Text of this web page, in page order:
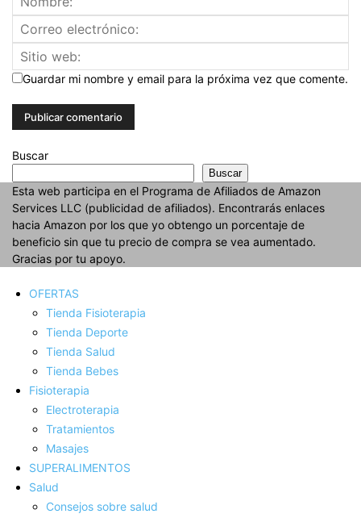
Guardar mi nombre y email para la próxima vez que comente.
Buscar
Buscar
Esta web participa en el Programa de Afiliados de Amazon
Services LLC (publicidad de afiliados). Encontrarás enlaces
hacia Amazon por los que yo obtengo un porcentaje de
beneficio sin que tu precio de compra se vea aumentado.
Gracias por tu apoyo.
OFERTAS
Tienda Fisioterapia
Tienda Deporte
Tienda Salud
Tienda Bebes
Fisioterapia
Electroterapia
Tratamientos
Masajes
SUPERALIMENTOS
Salud
Consejos sobre salud